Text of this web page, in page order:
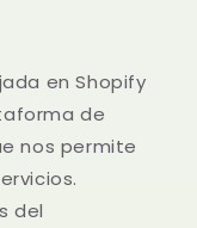
en Shopify
de
nos permite
del